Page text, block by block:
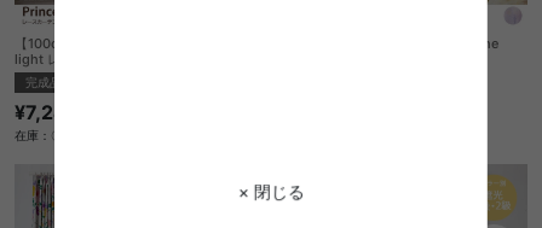
× 閉じる
【100cm×198cm】Princess see the
light レースカーテン 1枚入り
完成品
¥7,240
在庫：〇
【100cm×176cm】Princess see the